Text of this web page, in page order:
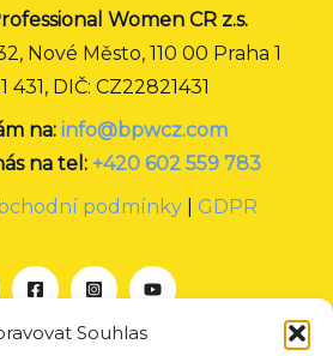
Souhlas
Women CR z.s.
Nové Město, 110 00 Praha 1
431, DIČ: CZ22821431
na: info@bpwcz.com
na tel: +420 602 559 783
podmínky
GDPR